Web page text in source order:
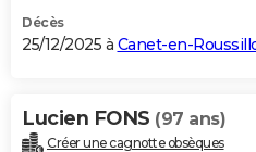
Décès
25/12/2025 à Canet-en-
Lucien FONS (97 ans)
Créer une cagnotte obsèques